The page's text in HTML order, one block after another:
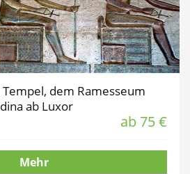
dem Ramesseum
ab Luxor
ab 75 €
Mehr